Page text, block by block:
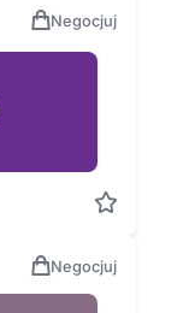
Negocjuj
Negocjuj